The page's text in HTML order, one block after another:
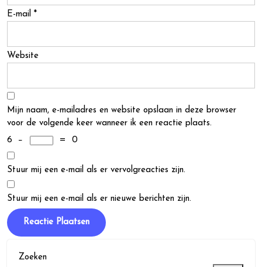
E-mail *
Website
Mijn naam, e-mailadres en website opslaan in deze browser
voor de volgende keer wanneer ik een reactie plaats.
6
− = 0
Stuur mij een e-mail als er vervolgreacties zijn.
Stuur mij een e-mail als er nieuwe berichten zijn.
Zoeken